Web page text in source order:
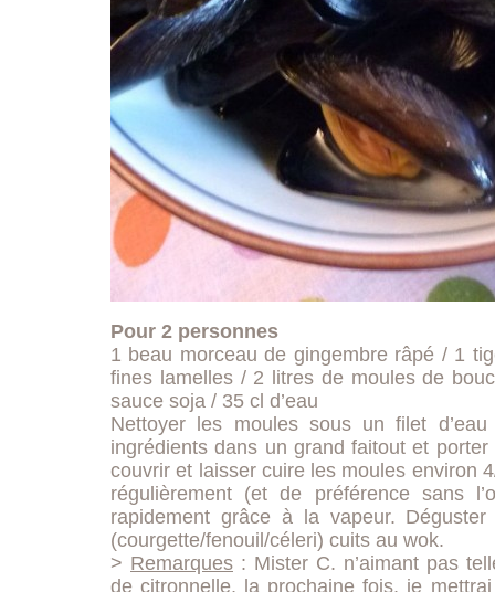
Pour 2 personnes
1 beau morceau de gingembre râpé / 1
fines lamelles / 2 litres de moules de
sauce soja / 35 cl d’eau
Nettoyer les moules sous un filet
ingrédients dans un grand faitout et
couvrir et laisser cuire les moules environ
régulièrement (et de préférence sans
rapidement grâce à la vapeur.
(courgette/fenouil/céleri) cuits au wok.
> Remarques : Mister C. n’aimant pas
de citronnelle, la prochaine fois, je